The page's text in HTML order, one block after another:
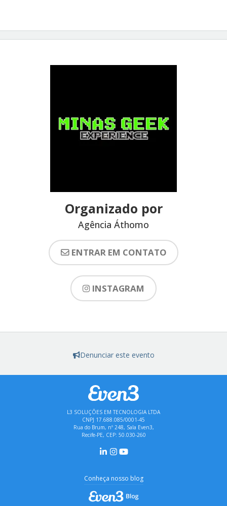
Organizado por
Agência Áthomo
ENTRAR EM CONTATO
INSTAGRAM
Denunciar este evento
L3 SOLUÇÕES EM TECNOLOGIA LTDA
CNPJ 17.688.085/0001-45
Rua do Brum, nº 248, Sala Even3,
Recife-PE, CEP: 50.030-260
Conheça nosso blog